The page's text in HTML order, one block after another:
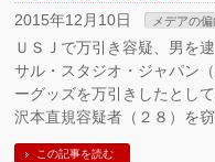
2015年12月10日 メデアの
ＵＳＪで万引き容疑、男を
サル・スタジオ・ジャパン
ーグッズを万引きしたとし
沢本直規容疑者（２８）を
この記事を読む